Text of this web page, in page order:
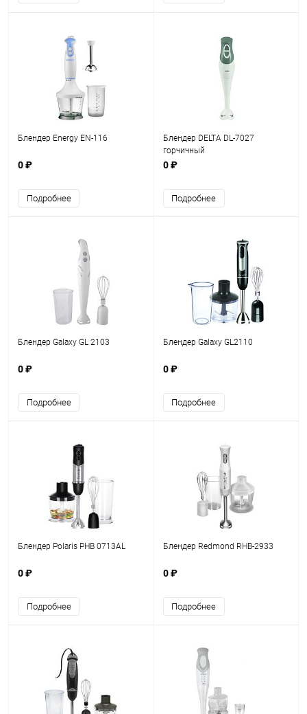
Блендер Energy EN-116
0 ₽
Подробнее
Блендер DELTA DL-7027
горчичный
0 ₽
Подробнее
Блендер Galaxy GL 2103
0 ₽
Подробнее
Блендер Galaxy GL2110
0 ₽
Подробнее
Блендер Polaris PHB 0713AL
0 ₽
Подробнее
Блендер Redmond RHB-2933
0 ₽
Подробнее